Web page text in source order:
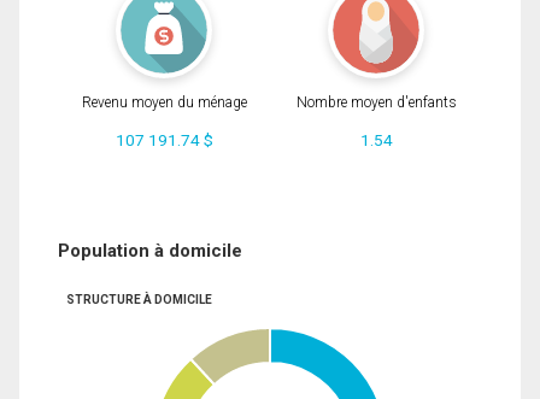
Revenu moyen du ménage
107 191.74 $
Nombre moyen d'enfants
1.54
Population à domicile
STRUCTURE À DOMICILE